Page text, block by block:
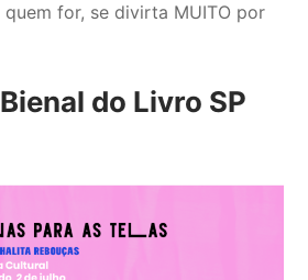
for, se divirta MUITO por
do Livro SP